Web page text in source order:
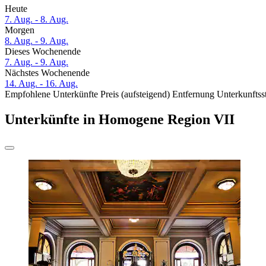
Heute
7. Aug. - 8. Aug.
Morgen
8. Aug. - 9. Aug.
Dieses Wochenende
7. Aug. - 9. Aug.
Nächstes Wochenende
14. Aug. - 16. Aug.
Empfohlene Unterkünfte Preis (aufsteigend) Entfernung
Unterkünfte in Homogene Region VII